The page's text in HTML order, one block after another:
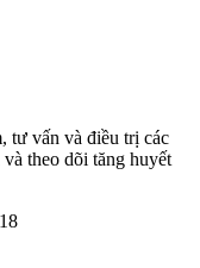
tư vấn và điều trị các
theo dõi tăng huyết